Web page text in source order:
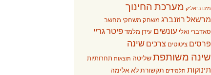
מים ביאליק מערכת החינוך
מרשאל רוזנברג משחק משחקי מחשב
סאדברי ואלי עונשים עידן מלמד פיטר גריי
פרסים ציטוטים צרכים שינה
שינה משותפתשליטה תוצאות תחרותיות
תינוקות תלמידים תקשורת לא אלימה